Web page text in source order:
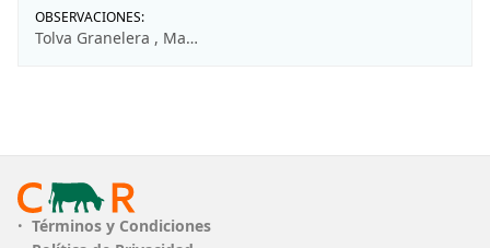
OBSERVACIONES:
Tolva Granelera , Marca Gutiérrez, para 5 toneladas, caño de descarga sinfin roto , abolladura trasera , estado regular , mal de pintura , cubiertas 14-9-30 estado regular
Términos y Condiciones